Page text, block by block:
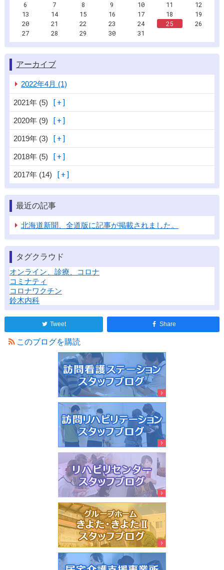
6
7 8 9 10 11
12
13
14 15 16 17 18
19
20
21 22 23 24 25
26
27
28 29 30 31
アーカイブ
2022年4月 (1)
2021年 (5)
2020年 (9)
2019年 (3)
2018年 (5)
2017年 (14)
最近の記事
北海道新聞、全道版に記事が掲載されました。
タグクラウド
オンライン、診療、コロナ
コミナティ
コロナワクチン
鈴木内科
Tweet Share
このブログを購読